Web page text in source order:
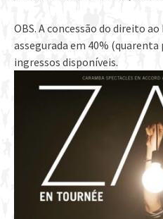
OBS. A concessão do direito
assegurada em 40%
ingressos disponíveis.